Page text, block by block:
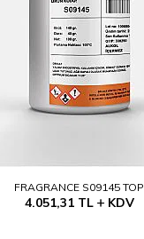
FRAGRANCE S09145 TOP
4.051,31TL KDV